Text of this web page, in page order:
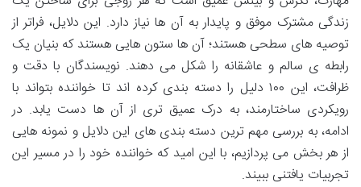
زندگی مشترک موفق و پایدار به آن ها نیاز دارد. این دلایل، فراتر از
توصیه های سطحی هستند؛ آن ها ستون هایی هستند که بنیان یک
رابطه ی سالم و عاشقانه را شکل می دهند. نویسندگان با دقت و
ظرافت، این ۱۰۰ دلیل را دسته بندی کرده اند تا خواننده بتواند با
رویکردی ساختارمند، به درک عمیق تری از آن ها دست یابد. در
ادامه، به بررسی مهم ترین دسته بندی های این دلایل و نمونه هایی
از هر بخش می پردازیم، با این امید که خواننده خود را در مسیر این
تجربیات یافتنی ببیند.